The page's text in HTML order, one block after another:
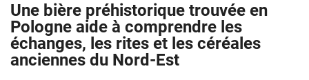
Une bière préhistorique trouvée en
Pologne aide à comprendre les
échanges, les rites et les céréales
anciennes du Nord-Est